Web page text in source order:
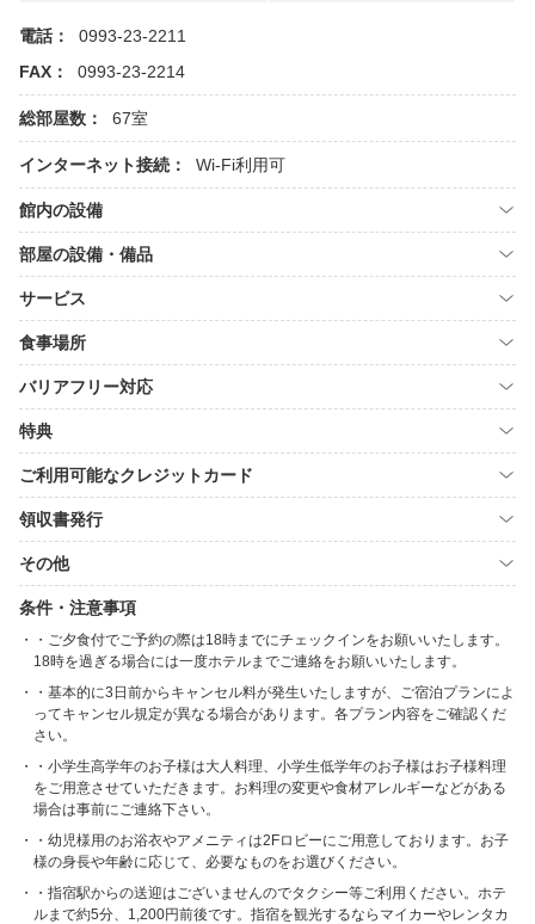
電話：
0993-23-2211
FAX：
0993-23-2214
総部屋数： 67室
インターネット接続： Wi-Fi利用可
館内の設備
部屋の設備・備品
サービス
食事場所
バリアフリー対応
特典
ご利用可能なクレジットカード
領収書発行
その他
条件・注意事項
・ご夕食付でご予約の際は18時までにチェックインをお願いいたします。
18時を過ぎる場合には一度ホテルまでご連絡をお願いいたします。
・基本的に3日前からキャンセル料が発生いたしますが、ご宿泊プランによ
ってキャンセル規定が異なる場合があります。各プラン内容をご確認くだ
さい。
・小学生高学年のお子様は大人料理、小学生低学年のお子様はお子様料理
をご用意させていただきます。お料理の変更や食材アレルギーなどがある
場合は事前にご連絡下さい。
・幼児様用のお浴衣やアメニティは2Fロビーにご用意しております。お子
様の身長や年齢に応じて、必要なものをお選びください。
・指宿駅からの送迎はございませんのでタクシー等ご利用ください。ホテ
ルまで約5分、1,200円前後です。指宿を観光するならマイカーやレンタカ